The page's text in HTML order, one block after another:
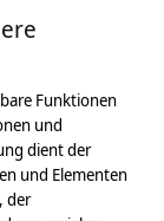
Stoff, Pferd
Funktionen
und
dient der
und Elementen
der